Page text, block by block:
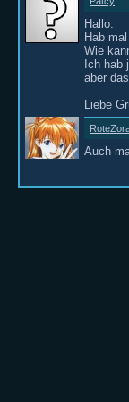
Hallo.
Hab
Wie
Ich hab
aber
Liebe
Auch